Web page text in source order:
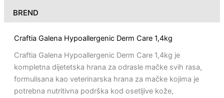
BREND
Craftia Galena Hypoallergenic Derm Care 1,4kg
Craftia Galena Hypoallergenic Derm Care 1,4kg je
kompletna dijetetska hrana za odrasle mačke svih rasa,
formulisana kao veterinarska hrana za mačke kojima je
potrebna nutritivna podrška kod osetljive kože,